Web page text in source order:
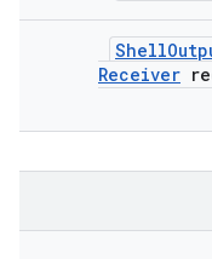
Shell
Receiver